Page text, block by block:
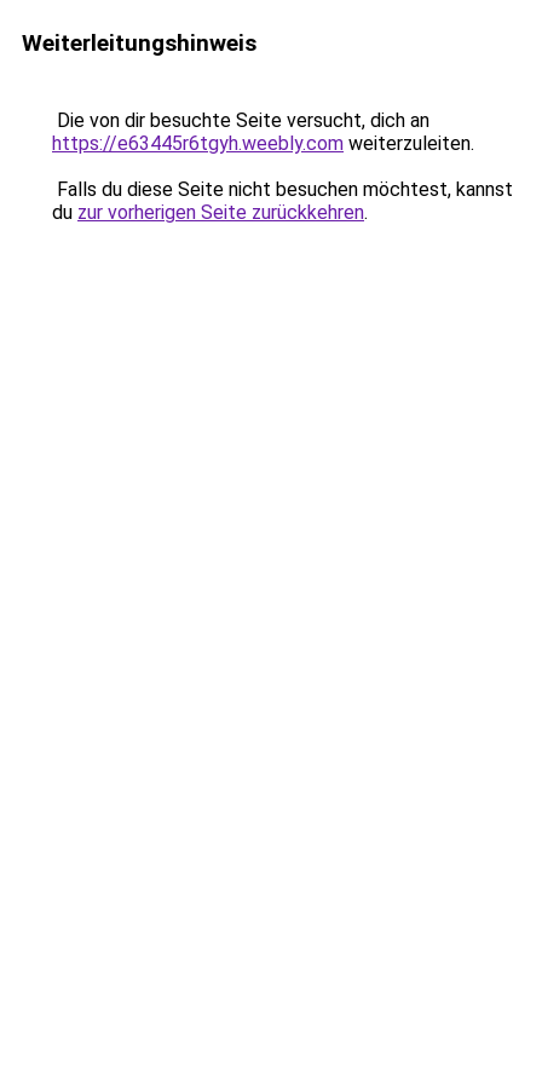
Weiterleitungshinweis
Die von dir besuchte Seite versucht, dich an
https://e63445r6tgyh.weebly.com weiterzuleiten.
Falls du diese Seite nicht besuchen möchtest, kannst
du zur vorherigen Seite zurückkehren.